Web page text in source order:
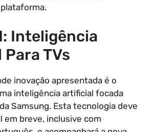
Inteligência
TVs
inovação apresentada é o
inteligência artificial focada
Samsung. Esta tecnologia deve
em breve, inclusive com